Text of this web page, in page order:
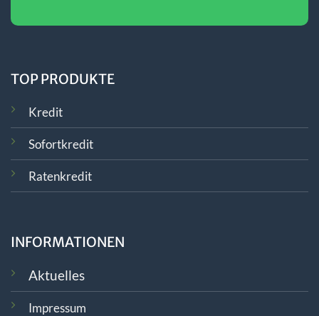
TOP PRODUKTE
Kredit
Sofortkredit
Ratenkredit
INFORMATIONEN
Aktuelles
Impressum